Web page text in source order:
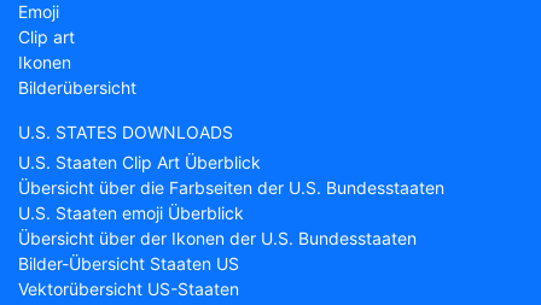
Emoji
Clip art
Ikonen
Bilderübersicht
U.S. STATES DOWNLOADS
U.S. Staaten Clip Art Überblick
Übersicht über die Farbseiten der U.S. Bundesstaaten
U.S. Staaten emoji Überblick
Übersicht über der Ikonen der U.S. Bundesstaaten
Bilder-Übersicht Staaten US
Vektorübersicht US-Staaten